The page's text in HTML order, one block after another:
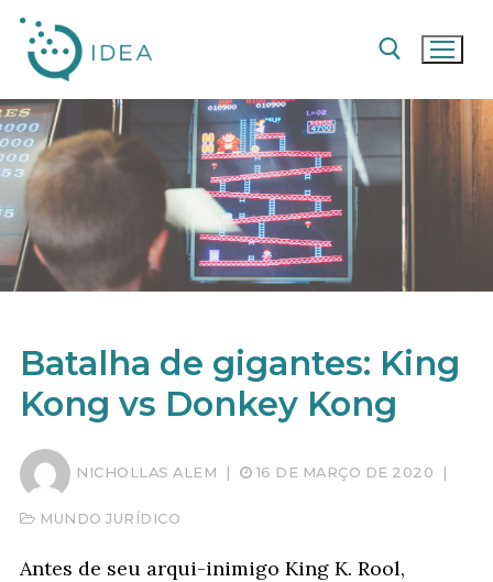
Pular
para
conteúdo
Batalha de gigantes: King
Kong vs Donkey Kong
NICHOLLAS ALEM | 16 DE MARÇO DE 2020 |
MUNDO JURÍDICO
Antes de seu arqui-inimigo King K. Rool,